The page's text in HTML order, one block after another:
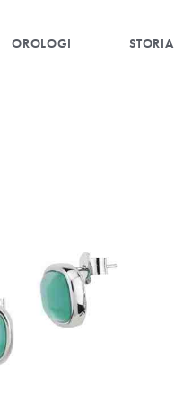
OROLOGI STORIA